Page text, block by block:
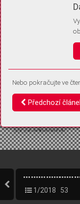
Identifikátor je zcela
Vaše souhlasy a
vás už příště znovu
1/2018 53
Nebo pokračujte ve
Předchozí